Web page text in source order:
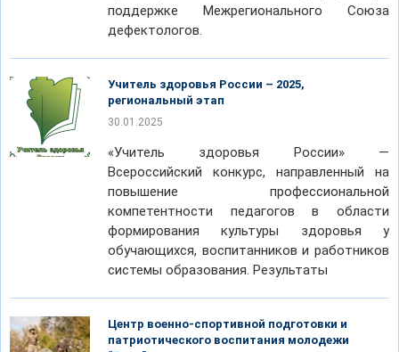
поддержке Межрегионального Союза
дефектологов.
Учитель здоровья России – 2025,
региональный этап
30.01.2025
«Учитель здоровья России» —
Всероссийский конкурс, направленный на
повышение профессиональной
компетентности педагогов в области
формирования культуры здоровья у
обучающихся, воспитанников и работников
системы образования. Результаты
Центр военно-спортивной подготовки и
патриотического воспитания молодежи